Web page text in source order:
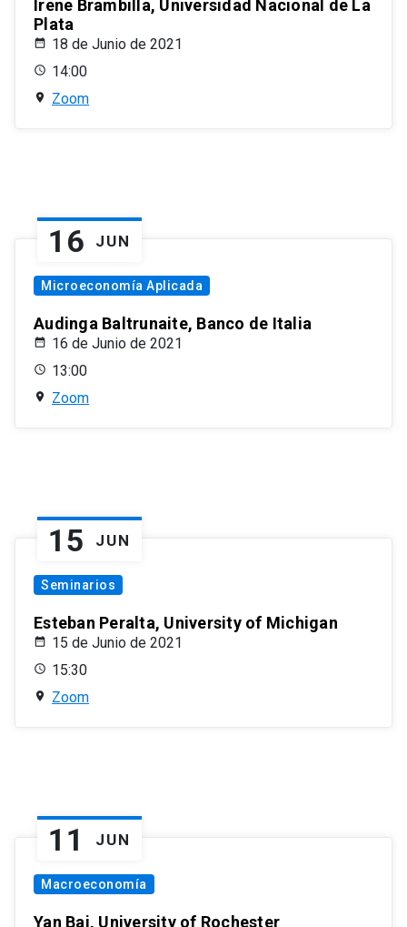
Irene Brambilla, Universidad Nacional de La
Plata
18 de Junio de 2021
14:00
Zoom
16 JUN
Microeconomía Aplicada
Audinga Baltrunaite, Banco de Italia
16 de Junio de 2021
13:00
Zoom
15 JUN
Seminarios
Esteban Peralta, University of Michigan
15 de Junio de 2021
15:30
Zoom
11 JUN
Macroeconomía
Yan Bai, University of Rochester